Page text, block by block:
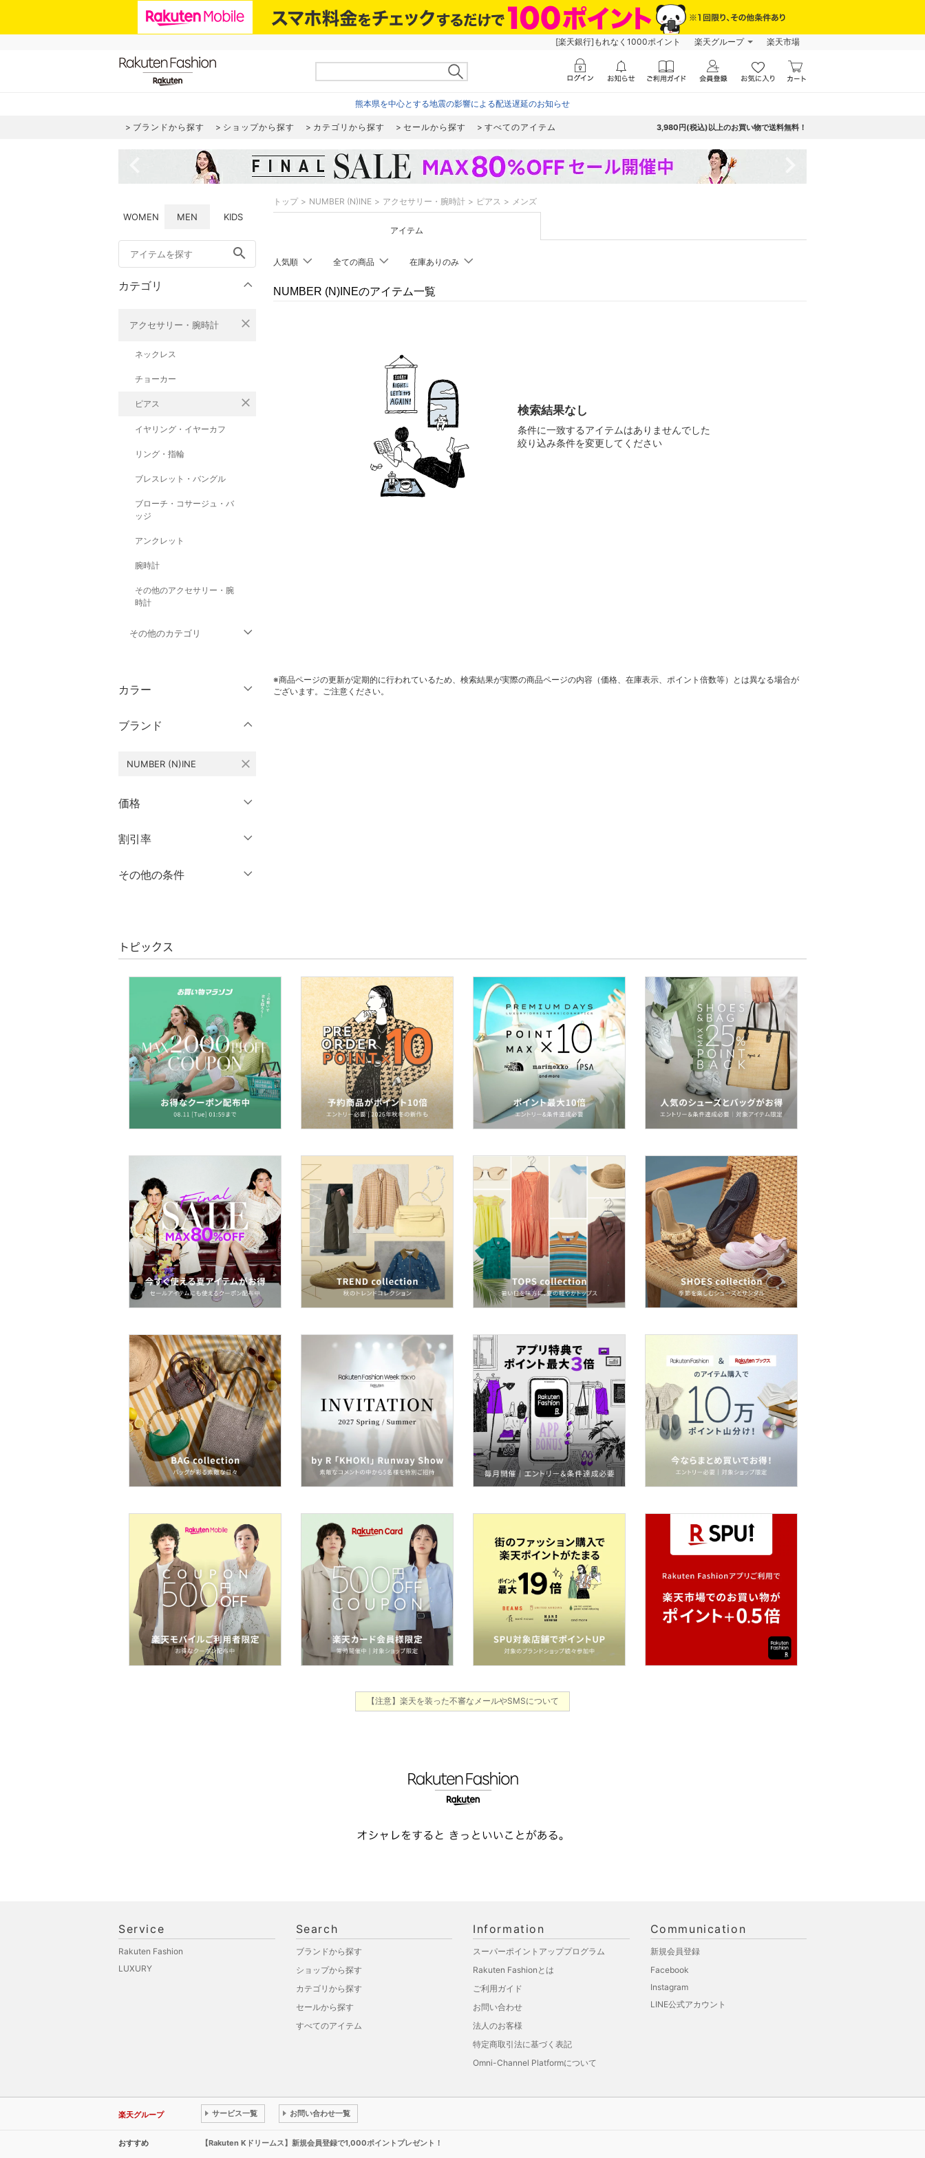
[楽天銀行]もれなく1000ポイント 楽天グループ 楽天市場
熊本県を中心とする地震の影響による配送遅延のお知らせ
ブランドから探す ショップから探す カテゴリから探す セールから探す すべてのアイテム 3,980円(税込)以上のお買い物で送料無料！
WOMEN MEN KIDS
search
カテゴリ
アクセサリー・腕時計 close
ネックレス
チョーカー
ピアス close
イヤリング・イヤーカフ
リング・指輪
ブレスレット・バングル
ブローチ・コサージュ・バ
ッジ
アンクレット
腕時計
その他のアクセサリー・腕
時計
その他のカテゴリ
パンツ
オールインワン・オーバ
バッグ
シューズ・靴
インナー・ルームウェア
ヘアアクセサリー
スーツ・フォーマル
水着・スイムグッズ
着物・浴衣・和装小物
ベースメイク
メイクアップ
ネイル
ボディケア・オーラルケ
ア
ヘアケア
フレグランス
メイク道具・美容器具
コフレ・キット・セット
食器・調理器具・キッチ
ン用品
インテリア・生活雑貨
スマホグッズ・オーディ
オ機器
スポーツ・アウトドア用
品
文房具
カラー
クリア
ブランド
NUMBER (N)INE close
価格
絞り込み
割引率
％OFF～ ％OFF
その他の条件
クリア 絞り込み
トップ NUMBER (N)INE アクセサリー・腕時計 ピアス メンズ
アイテム
人気順 全ての商品 在庫ありのみ
NUMBER (N)INEのアイテム一覧
検索結果なし
条件に一致するアイテムはありませんでした
絞り込み条件を変更してください
※商品ページの更新が定期的に行われているため、検索結果が実際の商品ページの内容（価格、在庫表示、ポイント倍数等）とは異なる場合が
ございます。ご注意ください。
トピックス
【注意】楽天を装った不審なメールやSMSについて
Service
Rakuten Fashion
LUXURY
Search
ブランドから探す
ショップから探す
カテゴリから探す
セールから探す
すべてのアイテム
Information
スーパーポイントアッププログラム
Rakuten Fashionとは
ご利用ガイド
お問い合わせ
法人のお客様
特定商取引法に基づく表記
Omni-Channel Platformについて
Communication
新規会員登録
Facebook
Instagram
LINE公式アカウント
楽天グループ サービス一覧 お問い合わせ一覧
おすすめ 【Rakuten Kドリームス】新規会員登録で1,000ポイントプレゼント！